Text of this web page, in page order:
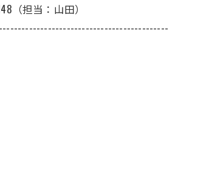
（担当：山田）